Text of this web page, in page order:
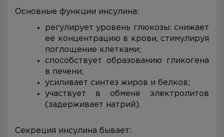
Основные функции инсулина:
регулирует уровень глюкозы: снижает
ее концентрацию в крови, стимулируя
поглощение клетками;
способствует образованию гликогена
в печени;
усиливает синтез жиров и белков;
участвует в обмене электролитов
(задерживает натрий).
Секреция инсулина бывает: